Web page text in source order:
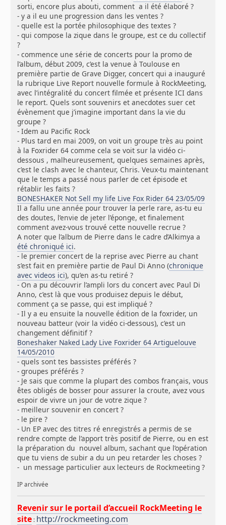
sorti, encore plus abouti, comment a il été élaboré ?
- y a il eu une progression dans les ventes ?
- quelle est la portée philosophique des textes ?
- qui compose la zique dans le groupe, est ce du collectif
?
- commence une série de concerts pour la promo de
l’album, début 2009, c’est la venue à Toulouse en
première partie de Grave Digger, concert qui a inauguré
la rubrique Live Report nouvelle formule à RockMeeting,
avec l’intégralité du concert filmée et présente ICI dans
le report. Quels sont souvenirs et anecdotes suer cet
évènement que j’imagine important dans la vie du
groupe ?
- Idem au Pacific Rock
- Plus tard en mai 2009, on voit un groupe très au point
à la Foxrider 64 comme cela se voit sur la vidéo ci-
dessous , malheureusement, quelques semaines après,
c’est le clash avec le chanteur, Chris. Veux-tu maintenant
que le temps a passé nous parler de cet épisode et
rétablir les faits ?
BONESHAKER Not Sell my life Live Fox Rider 64 23/05/09
Il a fallu une année pour trouver la perle rare, as-tu eu
des doutes, l’envie de jeter l’éponge, et finalement
comment avez-vous trouvé cette nouvelle recrue ?
A noter que l’album de Pierre dans le cadre d’Alkimya a
été chroniqué ici.
- le premier concert de la reprise avec Pierre au chant
s’est fait en première partie de Paul Di Anno (chronique
avec videos ici), qu’en as-tu retiré ?
- On a pu découvrir l’ampli lors du concert avec Paul Di
Anno, c’est là que vous produisez depuis le début,
comment ça se passe, qui est impliqué ?
- Il y a eu ensuite la nouvelle édition de la foxrider, un
nouveau batteur (voir la vidéo ci-dessous), c’est un
changement définitif ?
Boneshaker Naked Lady Live Foxrider 64 Artiguelouve
14/05/2010
- quels sont tes bassistes préférés ?
- groupes préférés ?
- Je sais que comme la plupart des combos français, vous
êtes obligés de bosser pour assurer la croute, avez vous
espoir de vivre un jour de votre zique ?
- meilleur souvenir en concert ?
- le pire ?
- Un EP avec des titres ré enregistrés a permis de se
rendre compte de l’apport très positif de Pierre, ou en est
la préparation du nouvel album, sachant que l’opération
que tu viens de subir a du un peu retarder les choses ?
- un message particulier aux lecteurs de Rockmeeting ?
IP archivée
Revenir sur le portail d’accueil RockMeeting le
site : http://rockmeeting.com